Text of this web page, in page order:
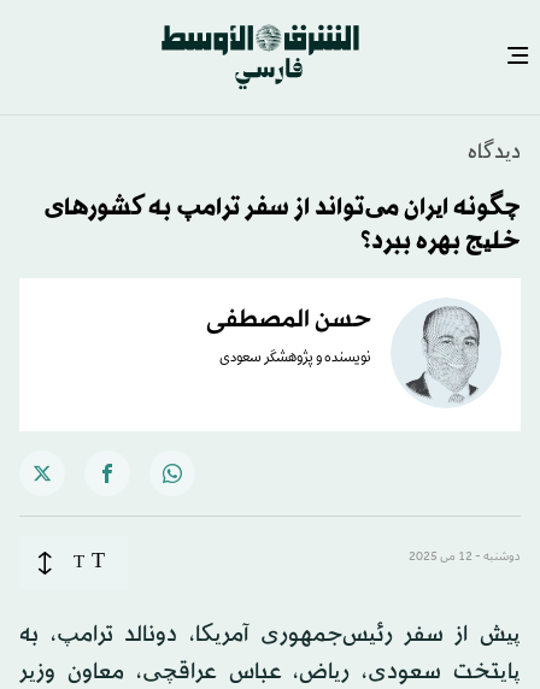
دیدگاه
چگونه ایران می‌تواند از سفر ترامپ به کشورهای
خلیج بهره ببرد؟
حسن المصطفى
نویسنده و پژوهشگر سعودی
دوشنبه - 12 می 2025 T
T
پیش از سفر رئیس‌جمهوری آمریکا، دونالد ترامپ، به
پایتخت سعودی، ریاض، عباس عراقچی، معاون وزیر